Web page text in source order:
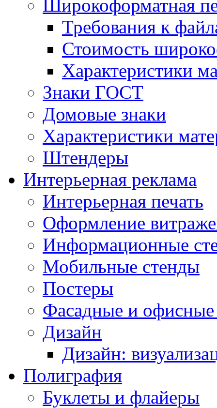
Широкоформатная
Требования к
Стоимость
Характеристики
Знаки ГОСТ
Домовые знаки
Характеристики
Штендеры
Интерьерная реклама
Интерьерная печать
Оформление
Информационные
Мобильные стенды
Постеры
Фасадные и
Дизайн
Дизайн:
Полиграфия
Буклеты и флайеры